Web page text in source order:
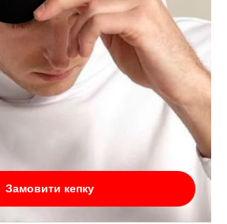
Замовити кепку